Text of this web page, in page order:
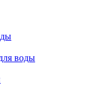
воды